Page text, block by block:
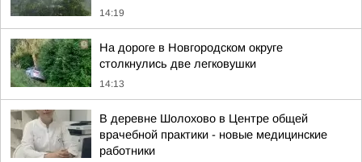
14:19
На дороге в Новгородском округе
столкнулись две легковушки
14:13
В деревне Шолохово в Центре общей
врачебной практики - новые медицинские
работники